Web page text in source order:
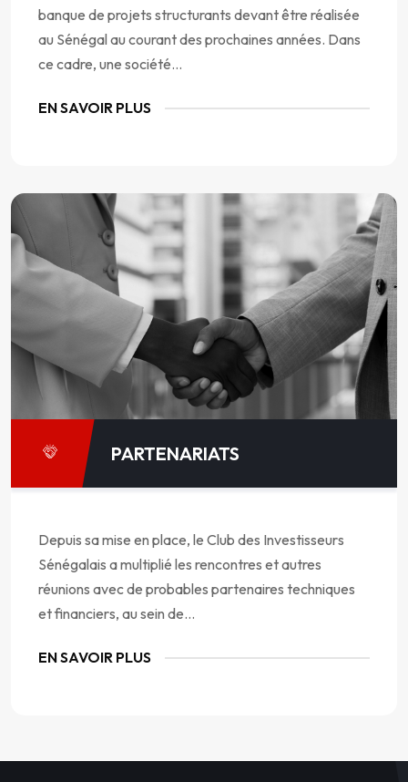
banque de projets structurants devant être réalisée
au Sénégal au courant des prochaines années. Dans
ce cadre, une société...
EN SAVOIR PLUS
PARTENARIATS
Depuis sa mise en place, le Club des Investisseurs
Sénégalais a multiplié les rencontres et autres
réunions avec de probables partenaires techniques
et financiers, au sein de...
EN SAVOIR PLUS